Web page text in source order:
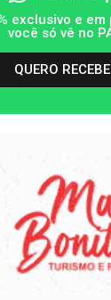
exclusivo e
você só vê no
QUERO